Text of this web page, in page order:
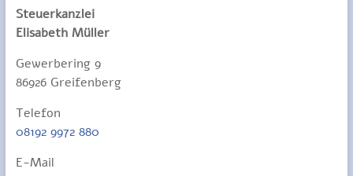
Steuerkanzlei
Elisabeth Müller
Gewerbering 9
86926 Greifenberg
Telefon
08192 9972 880
E-Mail